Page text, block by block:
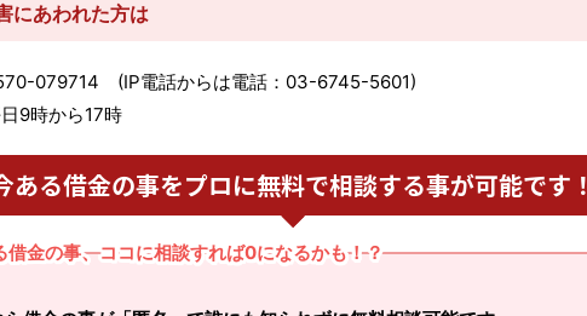
にあわれた方は
079714 (IP電話からは電話：03-6745-5601)
9時から17時
ある借金の事をプロに無料で相談する事が可能です！
借金の事、ココに相談すれば0になるかも！？